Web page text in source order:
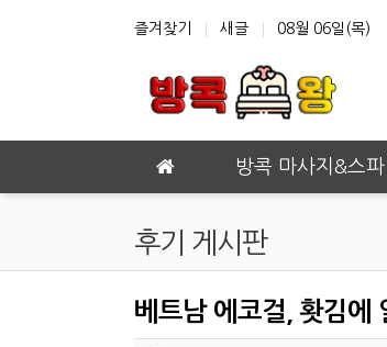
즐겨찾기 새글 08월 06일(목)
방콕 마사지&스파
후기 게시판
베트남 에코걸, 홧김에